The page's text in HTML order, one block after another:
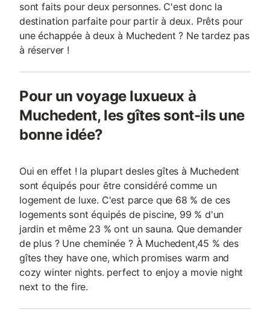
sont faits pour deux personnes. C'est donc la
destination parfaite pour partir à deux. Prêts pour
une échappée à deux à Muchedent ? Ne tardez pas
à réserver !
Pour un voyage luxueux à
Muchedent, les gîtes sont-ils une
bonne idée?
Oui en effet ! la plupart desles gîtes à Muchedent
sont équipés pour être considéré comme un
logement de luxe. C'est parce que 68 % de ces
logements sont équipés de piscine, 99 % d'un
jardin et même 23 % ont un sauna. Que demander
de plus ? Une cheminée ? À Muchedent,45 % des
gîtes they have one, which promises warm and
cozy winter nights. perfect to enjoy a movie night
next to the fire.